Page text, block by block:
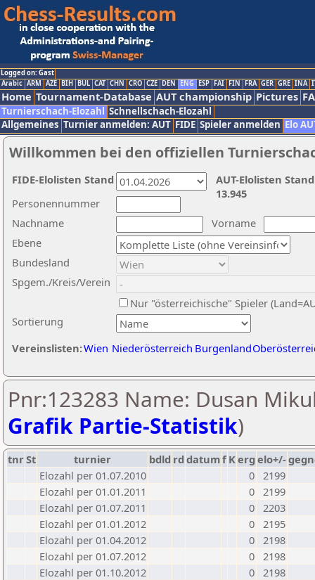
Logged on: Gast
Arabic ARM AZE BIH BUL CAT CHN CRO CZE DEN ENG ESP FAI FIN FRA GER GRE INA
Home Tournament-Database AUT championship Pictures
Turnierschach-Elozahl Schnellschach-Elozahl
Allgemeines Turnier anmelden: AUT FIDE Spieler anmelden Elo
Willkommen bei den offiziellen
Nachname
Vorname
Ebene
Sortierung
Personennummer
Bundesland
Spgem./Kreis/Verein
Nur "österreichische" Spieler
Vereinslisten:Wien Niederösterreich Burgenland
AUT-Elolisten
13.945
FIDE-Elolisten Stand
Pnr:123283 Name: Dusan
Grafik Partie-Statistik)
tnrSt turnier bdld rd datumf Kerg elo+/-
Elozahl per 01.07.2010
0 2199
Elozahl per 01.01.2011
0 2199
Elozahl per 01.07.2011
0 2203
Elozahl per 01.01.2012
0 2195
Elozahl per 01.04.2012
0 2198
Elozahl per 01.07.2012
0 2198
Elozahl per 01.10.2012
0 2198